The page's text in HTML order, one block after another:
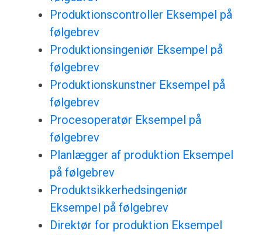
Produktionscontroller Eksempel på
følgebrev
Produktionsingeniør Eksempel på
følgebrev
Produktionskunstner Eksempel på
følgebrev
Procesoperatør Eksempel på
følgebrev
Planlægger af produktion Eksempel
på følgebrev
Produktsikkerhedsingeniør
Eksempel på følgebrev
Direktør for produktion Eksempel